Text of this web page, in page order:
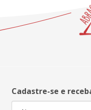
Cadastre-se e